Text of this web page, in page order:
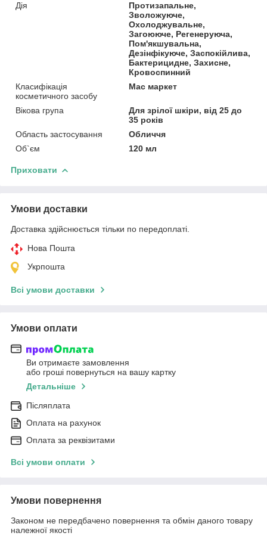
Дія
Протизапальне,
Зволожуюче,
Охолоджувальне,
Загоююче, Регенеруюча,
Пом'якшувальна,
Дезінфікуюче, Заспокійлива,
Бактерицидне, Захисне,
Кровоспинний
Класифікація
косметичного засобу
Мас маркет
Вікова група
Для зрілої шкіри, від 25 до
35 років
Область застосування
Обличчя
Об`єм
120 мл
Приховати
Умови доставки
Доставка здійснюється тільки по передоплаті.
Нова Пошта
Укрпошта
Всі умови доставки
Умови оплати
Ви отримаєте замовлення
або гроші повернуться на вашу картку
Детальніше
Післяплата
Оплата на рахунок
Оплата за реквізитами
Всі умови оплати
Умови повернення
Законом не передбачено повернення та обмін даного товару
належної якості